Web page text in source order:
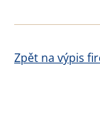
Zpět na výpis